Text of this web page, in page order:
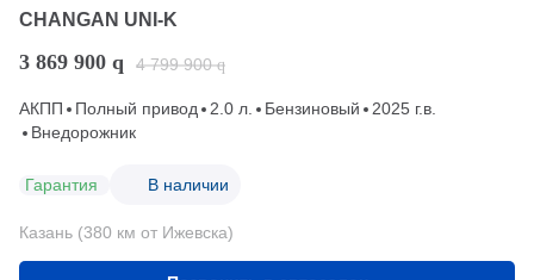
CHANGAN UNI-K
3 869 900 q 4 799 900 q
АКПП Полный привод 2.0 л. Бензиновый
2025 г.в.
Внедорожник
Гарантия В наличии
Казань (380 км от Ижевска)